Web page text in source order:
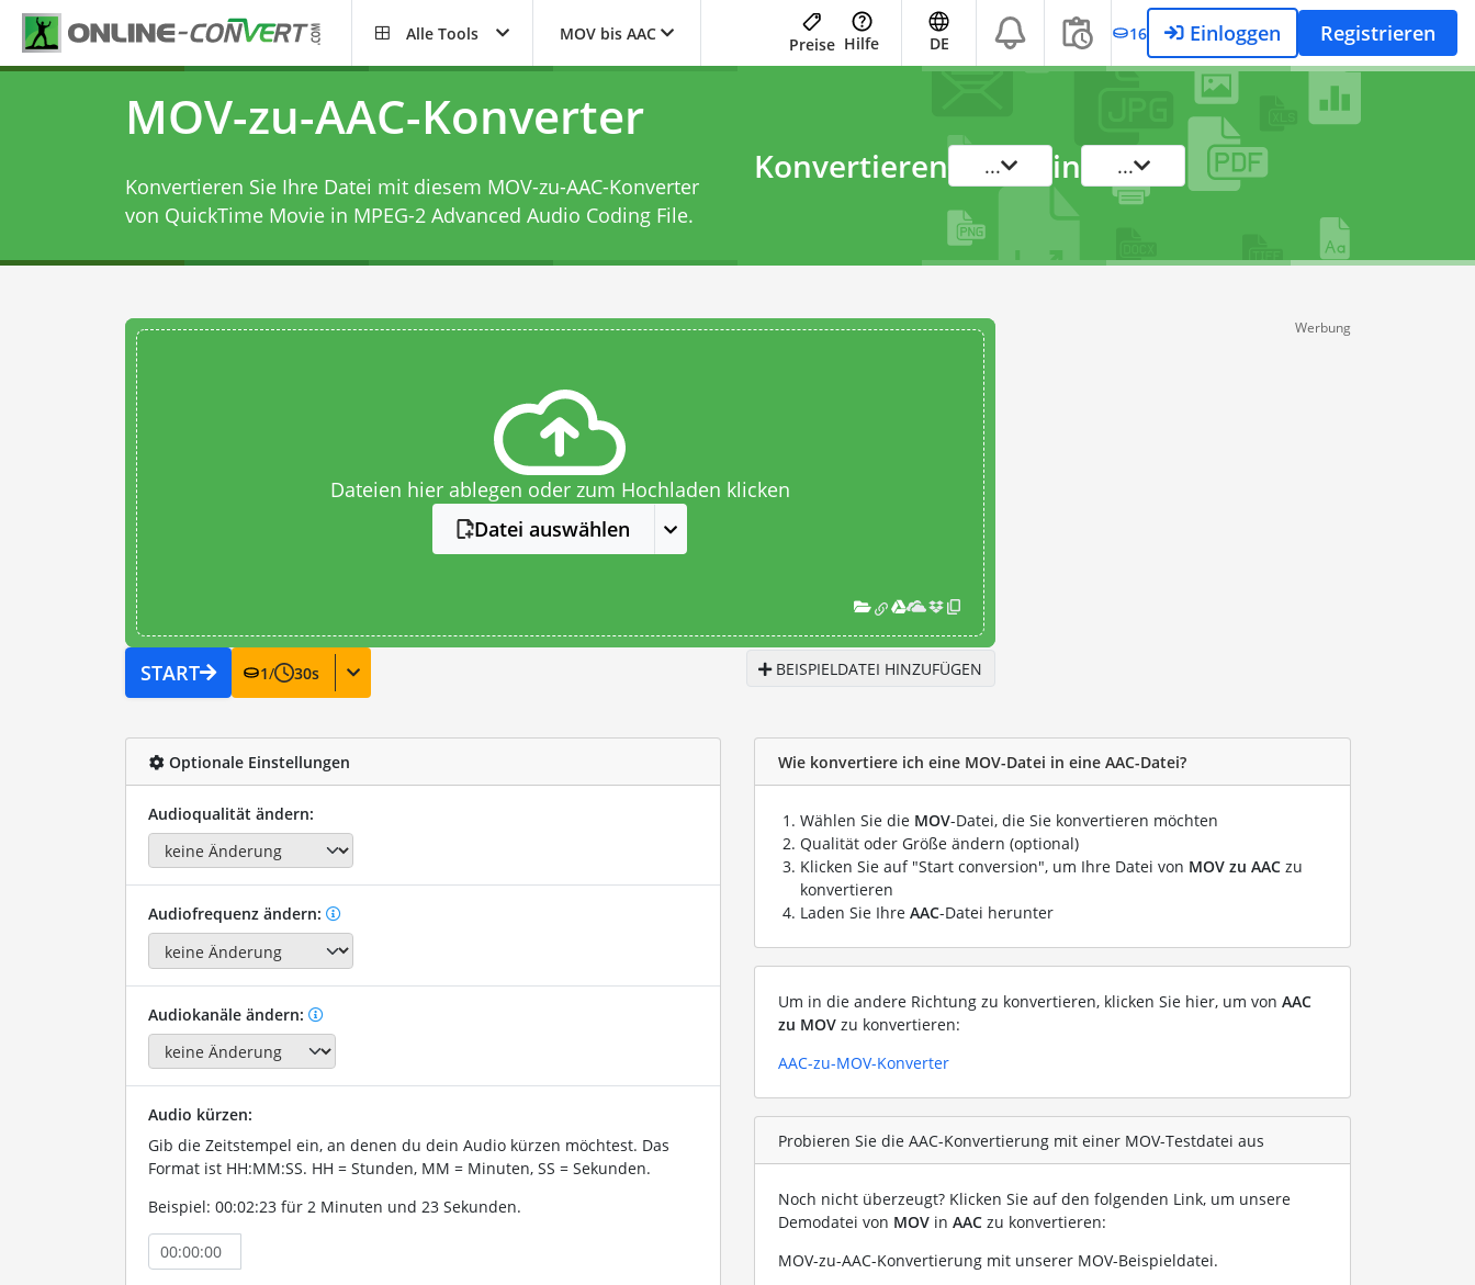
Alle Tools MOV bis AAC
Preise Hilfe DE 16 Einloggen Registrieren
MOV-zu-AAC-Konverter
Konvertieren Sie Ihre Datei mit diesem MOV-zu-AAC-Konverter
von QuickTime Movie in MPEG-2 Advanced Audio Coding File.
Konvertieren ... in ...
Dateien hier ablegen oder zum Hochladen klicken
Datei auswählen
START 1/ 30s BEISPIELDATEI HINZUFÜGEN
Werbung
Optionale Einstellungen
Audioqualität ändern:
Audiofrequenz ändern:
Audiokanäle ändern:
Audio kürzen:
Gib die Zeitstempel ein, an denen du dein Audio kürzen möchtest. Das
Format ist HH:MM:SS. HH = Stunden, MM = Minuten, SS = Sekunden.
Beispiel: 00:02:23 für 2 Minuten und 23 Sekunden.
Wie konvertiere ich eine MOV-Datei in eine AAC-Datei?
Wählen Sie die MOV-Datei, die Sie konvertieren möchten
Qualität oder Größe ändern (optional)
Klicken Sie auf "Start conversion", um Ihre Datei von MOV zu AAC zu
konvertieren
Laden Sie Ihre AAC-Datei herunter
Um in die andere Richtung zu konvertieren, klicken Sie hier, um von AAC
zu MOV zu konvertieren:
AAC-zu-MOV-Konverter
Probieren Sie die AAC-Konvertierung mit einer MOV-Testdatei aus
Noch nicht überzeugt? Klicken Sie auf den folgenden Link, um unsere
Demodatei von MOV in AAC zu konvertieren:
MOV-zu-AAC-Konvertierung mit unserer MOV-Beispieldatei.